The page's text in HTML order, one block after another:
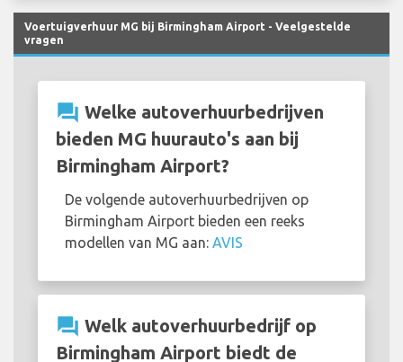
Voertuigverhuur MG bij Birmingham Airport - Veelgestelde
vragen
question_answer Welke autoverhuurbedrijven
bieden MG huurauto's aan bij
Birmingham Airport?
De volgende autoverhuurbedrijven op
Birmingham Airport bieden een reeks
modellen van MG aan: AVIS
question_answer Welk autoverhuurbedrijf op
Birmingham Airport biedt de